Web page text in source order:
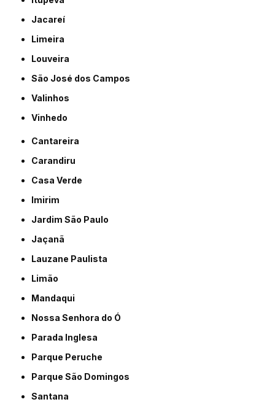
Jacareí
Limeira
Louveira
São José dos Campos
Valinhos
Vinhedo
Cantareira
Carandiru
Casa Verde
Imirim
Jardim São Paulo
Jaçanã
Lauzane Paulista
Limão
Mandaqui
Nossa Senhora do Ó
Parada Inglesa
Parque Peruche
Parque São Domingos
Santana